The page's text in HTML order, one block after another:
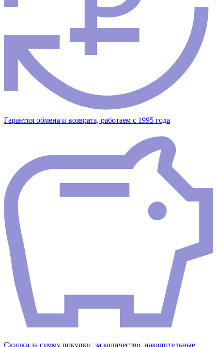
Гарантия обмена и возврата, работаем с 1995 года
Скидки за сумму покупки, за количество, накопительные